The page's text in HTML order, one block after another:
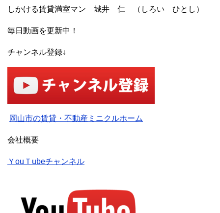
しかける賃貸満室マン 城井 仁 （しろい ひとし）
毎日動画を更新中！
チャンネル登録↓
岡山市の賃貸・不動産ミニクルホーム
会社概要
ＹouＴubeチャンネル